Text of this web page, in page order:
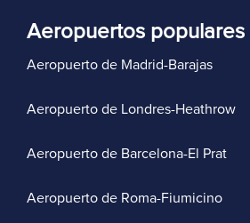
Aeropuertos populares
Aeropuerto de Madrid-Barajas
Aeropuerto de Londres-Heathrow
Aeropuerto de Barcelona-El Prat
Aeropuerto de Roma-Fiumicino